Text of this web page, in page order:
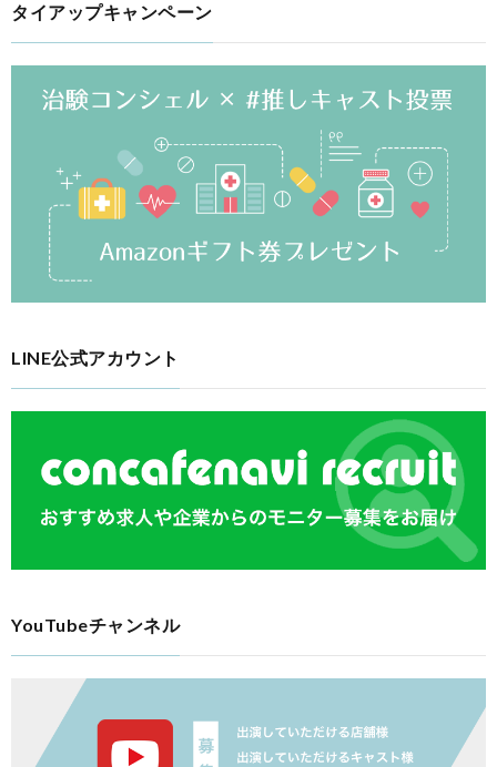
タイアップキャンペーン
LINE公式アカウント
YouTubeチャンネル